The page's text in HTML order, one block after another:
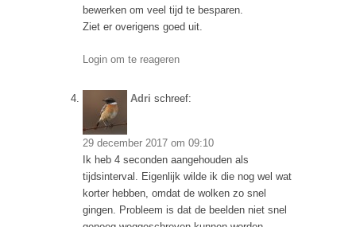
bewerken om veel tijd te besparen.
Ziet er overigens goed uit.
Login om te reageren
Adri schreef:
29 december 2017 om 09:10
Ik heb 4 seconden aangehouden als
tijdsinterval. Eigenlijk wilde ik die nog wel wat
korter hebben, omdat de wolken zo snel
gingen. Probleem is dat de beelden niet snel